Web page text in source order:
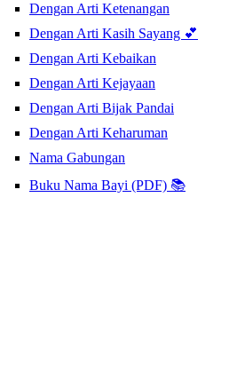
Dengan Arti Ketenangan
Dengan Arti Kasih Sayang 💕
Dengan Arti Kebaikan
Dengan Arti Kejayaan
Dengan Arti Bijak Pandai
Dengan Arti Keharuman
Nama Gabungan
Buku Nama Bayi (PDF) 📚